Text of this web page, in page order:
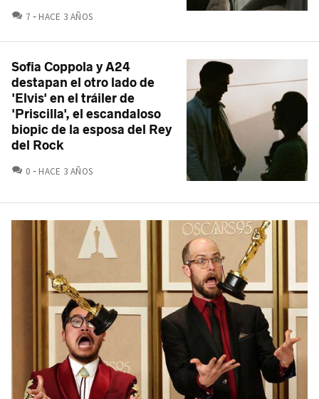
7 COMENTARIOS
HACE 3 AÑOS
Sofia Coppola y A24
destapan el otro lado de
'Elvis' en el tráiler de
'Priscilla', el escandaloso
biopic de la esposa del Rey
del Rock
0 COMENTARIOS
HACE 3 AÑOS